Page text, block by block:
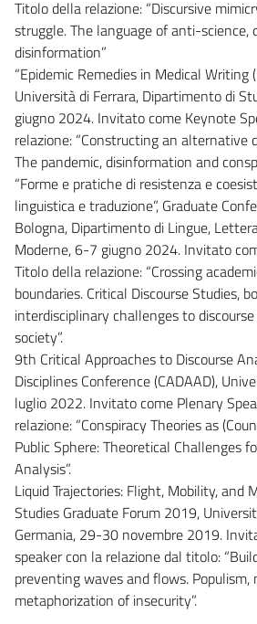
Titolo della relazione: “Discursive
struggle. The language of anti-science,
disinformation”
“Epidemic Remedies in Medical Writing
Università di Ferrara, Dipartimento di
giugno 2024. Invitato come Keynote
relazione: “Constructing an alternative
The pandemic, disinformation and
“Forme e pratiche di resistenza e
linguistica e traduzione”, Graduate
Bologna, Dipartimento di Lingue,
Moderne, 6-7 giugno 2024. Invitato
Titolo della relazione: “Crossing
boundaries. Critical Discourse Studies,
interdisciplinary challenges to
society”.
9th Critical Approaches to Discourse
Disciplines Conference (CADAAD),
luglio 2022. Invitato come Plenary
relazione: “Conspiracy Theories as
Public Sphere: Theoretical Challenges
Analysis”.
Liquid Trajectories: Flight, Mobility, and
Studies Graduate Forum 2019,
Germania, 29-30 novembre 2019.
speaker con la relazione dal titolo:
preventing waves and flows.
metaphorization of insecurity”.